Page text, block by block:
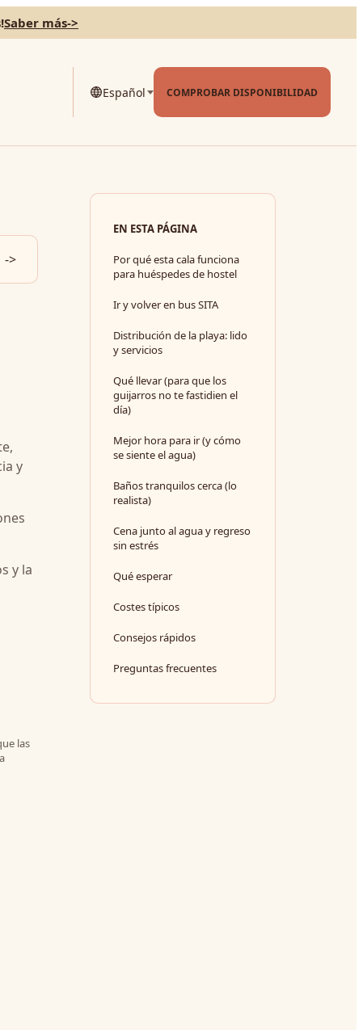
Saber más->
Español COMPROBAR DISPONIBILIDAD
->
y
y la
las
EN ESTA PÁGINA
Por qué esta cala funciona
para huéspedes de hostel
Ir y volver en bus SITA
Distribución de la playa: lido
y servicios
Qué llevar (para que los
guijarros no te fastidien el
día)
Mejor hora para ir (y cómo
se siente el agua)
Baños tranquilos cerca (lo
realista)
Cena junto al agua y regreso
sin estrés
Qué esperar
Costes típicos
Consejos rápidos
Preguntas frecuentes